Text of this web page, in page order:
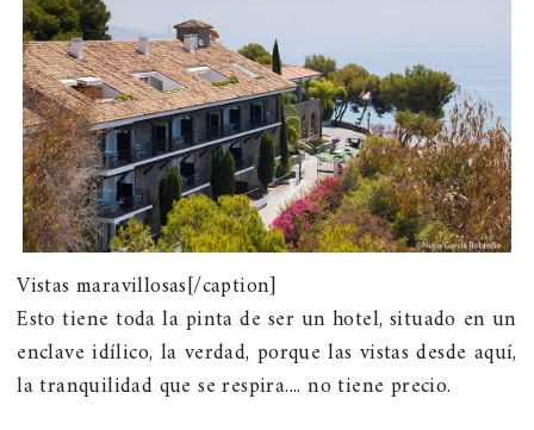
Vistas maravillosas[/caption]
Esto tiene toda la pinta de ser un hotel, situado en un
enclave idílico, la verdad, porque las vistas desde aquí,
la tranquilidad que se respira.... no tiene precio.